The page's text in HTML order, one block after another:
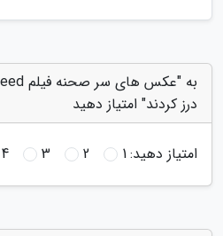
درز کردند" امتیاز دهید
امتیاز دهید:1
2
3
4